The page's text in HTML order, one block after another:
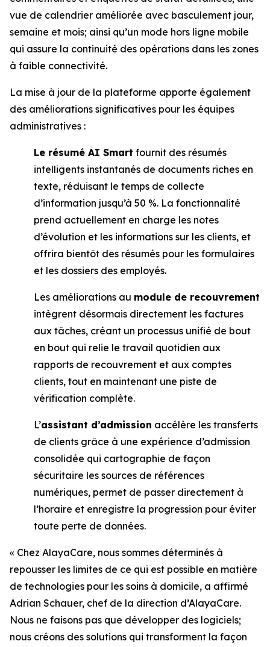
vue de calendrier améliorée avec basculement jour,
semaine et mois; ainsi qu’un mode hors ligne mobile
qui assure la continuité des opérations dans les zones
à faible connectivité.
La mise à jour de la plateforme apporte également
des améliorations significatives pour les équipes
administratives :
Le résumé AI Smart fournit des résumés
intelligents instantanés de documents riches en
texte, réduisant le temps de collecte
d’information jusqu’à 50 %. La fonctionnalité
prend actuellement en charge les notes
d’évolution et les informations sur les clients, et
offrira bientôt des résumés pour les formulaires
et les dossiers des employés.
Les améliorations au module de recouvrement
intègrent désormais directement les factures
aux tâches, créant un processus unifié de bout
en bout qui relie le travail quotidien aux
rapports de recouvrement et aux comptes
clients, tout en maintenant une piste de
vérification complète.
L’assistant d’admission accélère les transferts
de clients grâce à une expérience d’admission
consolidée qui cartographie de façon
sécuritaire les sources de références
numériques, permet de passer directement à
l’horaire et enregistre la progression pour éviter
toute perte de données.
« Chez AlayaCare, nous sommes déterminés à
repousser les limites de ce qui est possible en matière
de technologies pour les soins à domicile, a affirmé
Adrian Schauer, chef de la direction d’AlayaCare.
Nous ne faisons pas que développer des logiciels;
nous créons des solutions qui transforment la façon